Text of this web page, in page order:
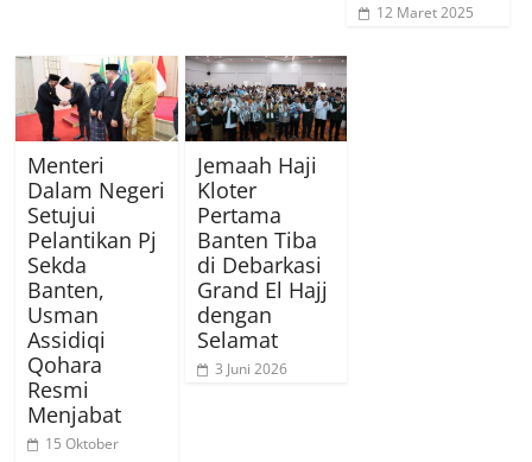
12 Maret 2025
Menteri
Dalam Negeri
Setujui
Pelantikan Pj
Sekda
Banten,
Usman
Assidiqi
Qohara
Resmi
Menjabat
15 Oktober
Jemaah Haji
Kloter
Pertama
Banten Tiba
di Debarkasi
Grand El Hajj
dengan
Selamat
3 Juni 2026